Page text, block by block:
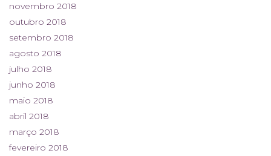
novembro 2018
outubro 2018
setembro 2018
agosto 2018
julho 2018
junho 2018
maio 2018
abril 2018
março 2018
fevereiro 2018